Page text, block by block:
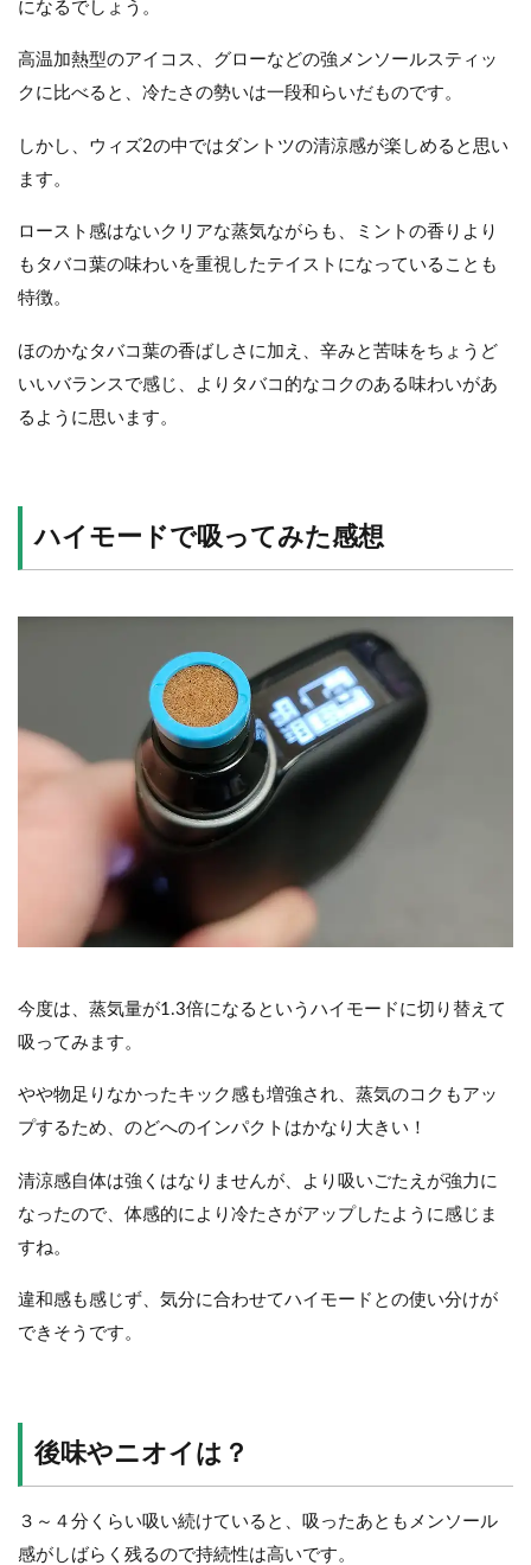
になるでしょう。
高温加熱型のアイコス、グローなどの強メンソールスティッ
クに比べると、冷たさの勢いは一段和らいだものです。
しかし、ウィズ2の中ではダントツの清涼感が楽しめると思い
ます。
ロースト感はないクリアな蒸気ながらも、ミントの香りより
もタバコ葉の味わいを重視したテイストになっていることも
特徴。
ほのかなタバコ葉の香ばしさに加え、辛みと苦味をちょうど
いいバランスで感じ、よりタバコ的なコクのある味わいがあ
るように思います。
ハイモードで吸ってみた感想
今度は、蒸気量が1.3倍になるというハイモードに切り替えて
吸ってみます。
やや物足りなかったキック感も増強され、蒸気のコクもアッ
プするため、のどへのインパクトはかなり大きい！
清涼感自体は強くはなりませんが、より吸いごたえが強力に
なったので、体感的により冷たさがアップしたように感じま
すね。
違和感も感じず、気分に合わせてハイモードとの使い分けが
できそうです。
後味やニオイは？
３～４分くらい吸い続けていると、吸ったあともメンソール
感がしばらく残るので持続性は高いです。